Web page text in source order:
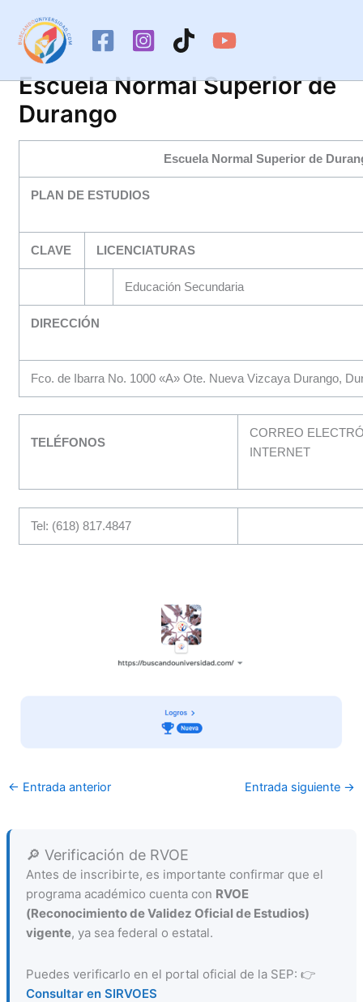
contenido
Escuela Normal Superior de
Durango
Escuela Normal Superior de
PLAN DE ESTUDIOS
CLAVE LICENCIATURAS
Educación Secundaria
DIRECCIÓN
Fco. de Ibarra No. 1000 «A» Ote. Nueva Vizcaya Durango,
TELÉFONOS
CORREO
INTERNET
Tel: (618) 817.4847
← Entrada anterior Entrada siguiente →
🔎 Verificación de RVOE
Antes de inscribirte, es importante confirmar que el
programa académico cuenta con RVOE
(Reconocimiento de Validez Oficial de Estudios)
vigente, ya sea federal o estatal.
Puedes verificarlo en el portal oficial de la SEP: 👉
Consultar en SIRVOES